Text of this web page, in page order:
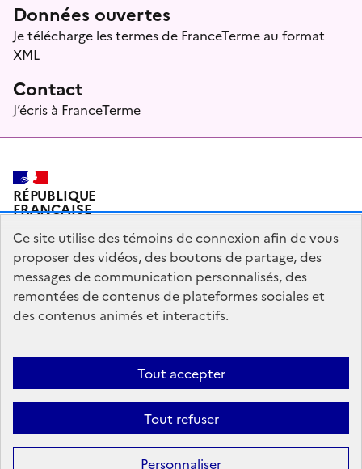
Données ouvertes
Je télécharge les termes de FranceTerme au format
XML
Contact
J’écris à FranceTerme
RÉPUBLIQUE
FRANÇAISE
Plan du site Mentions légales Qui sommes-nous ?
Partagez votre expérience pour améliorer les services
Accessibilité : partiellement conforme
gouvernement.fr
Ce site utilise des témoins de connexion afin de vous
proposer des vidéos, des boutons de partage, des
messages de communication personnalisés, des
remontées de contenus de plateformes sociales et
des contenus animés et interactifs.
Tout accepter
Tout refuser
Personnaliser